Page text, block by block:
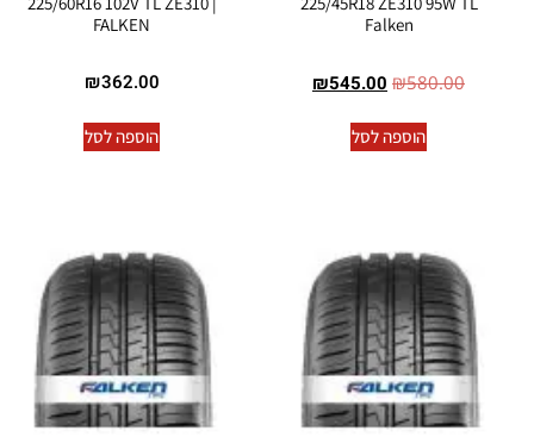
Falken
₪580.00
₪545.00
הוספה לסל
FALKEN
₪362.00
הוספה לסל